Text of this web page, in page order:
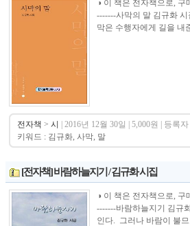
◑ 이 책은 전자책으로,
-------사막의 말 김규화
막은 수행자에게 길을 내
전자책 > 시 | 2016년 12월 30일 | 5,000원 | 등록자
키워드 : 김규화, 사막, 말
[전자책] 바람하늘지기 / 김규화 시집
◑ 이 책은 전자책으로,
-------바람하늘지기 김규
인다. 그러나 바람이 불